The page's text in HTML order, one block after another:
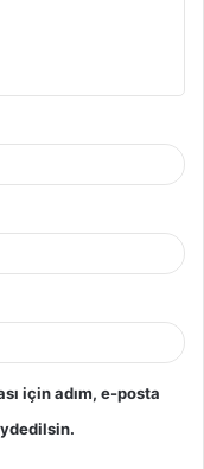
için adım, e-posta